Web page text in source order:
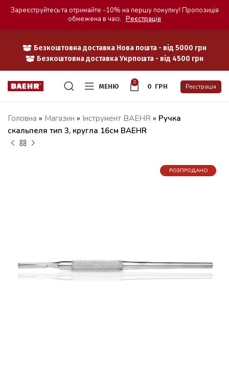
Безкоштовна доставка Нова пошта - від 5000 грн
Безкоштовна доставка Укрпошта - від 4500 грн
МЕНЮ
0
0 ГРН Реєстрація
Головна » Магазин » Iнструмент BAEHR » Ручка
скальпеля тип 3, кругла 16см BAEHR
РОЗПРОДАНО
Зареєструйтесь та отримайте -10% на першу покупку! Пропозиція
обмежена в часі. Реєстрація